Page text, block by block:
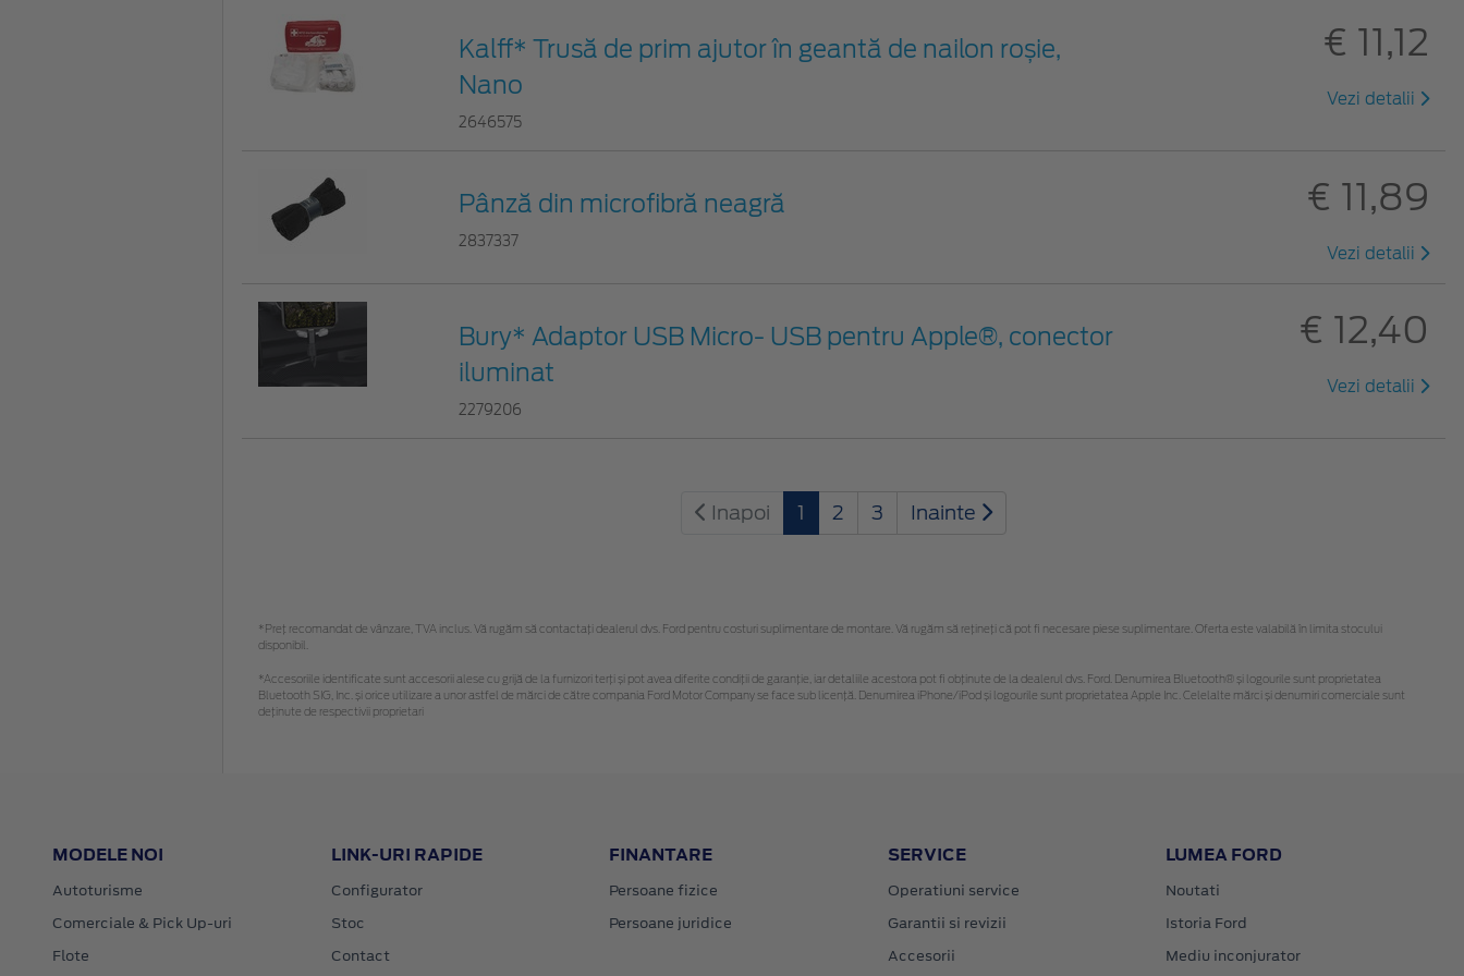
Kalff* Trusă de prim ajutor în geantă de nailon roșie,
Nano
2646575
€ 11,12
Vezi detalii
Pânză din microfibră neagră
2837337
€ 11,89
Vezi detalii
Bury* Adaptor USB Micro- USB pentru Apple®, conector
iluminat
2279206
€ 12,40
Vezi detalii
Inapoi 1 2 3 Inainte
*Preţ recomandat de vânzare, TVA inclus. Vă rugăm să contactaţi dealerul dvs. Ford pentru costuri suplimentare de montare. Vă rugăm să rețineți că pot fi necesare piese suplimentare. Oferta este valabilă în limita stocului
disponibil.
*Accesoriile identificate sunt accesorii alese cu grijă de la furnizori terți și pot avea diferite condiții de garanție, iar detaliile acestora pot fi obținute de la dealerul dvs. Ford. Denumirea Bluetooth® și logourile sunt proprietatea
Bluetooth SIG, Inc. și orice utilizare a unor astfel de mărci de către compania Ford Motor Company se face sub licență. Denumirea iPhone/iPod și logourile sunt proprietatea Apple Inc. Celelalte mărci și denumiri comerciale sunt
deținute de respectivii proprietari
MODELE NOI
Autoturisme
Comerciale & Pick Up-uri
Flote
LINK-URI RAPIDE
Configurator
Stoc
Contact
FINANTARE
Persoane fizice
Persoane juridice
SERVICE
Operatiuni service
Garantii si revizii
Accesorii
LUMEA FORD
Noutati
Istoria Ford
Mediu inconjurator